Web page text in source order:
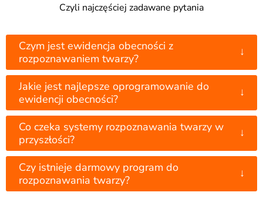
Czyli najczęściej zadawane pytania
Czym jest ewidencja obecności z
rozpoznawaniem twarzy?
↓
Jakie jest najlepsze oprogramowanie do
ewidencji obecności?
↓
Co czeka systemy rozpoznawania twarzy w
przyszłości?
↓
Czy istnieje darmowy program do
rozpoznawania twarzy?
↓